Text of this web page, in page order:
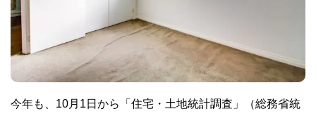
今年も、10月1日から「住宅・土地統計調査」（総務省統